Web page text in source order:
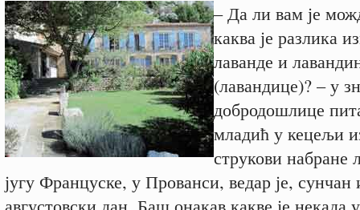
– Да ли вам је
каква је разлика
лаванде и
(лавандице)? – у
добродошлице
младић у кецељи
струкови набране
југу Француске, у Прованси, ведар је, сунчан